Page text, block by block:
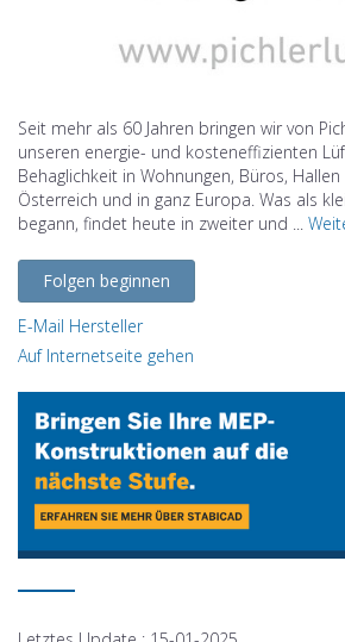
Seit mehr als 60 Jahren bringen wir von
unseren energie- und kosteneffizienten
Behaglichkeit in Wohnungen, Büros,
Österreich und in ganz Europa. Was als
begann, findet heute in zweiter und ...
Folgen beginnen
E-Mail Hersteller
Auf Internetseite gehen